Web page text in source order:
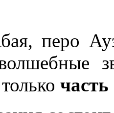
перо